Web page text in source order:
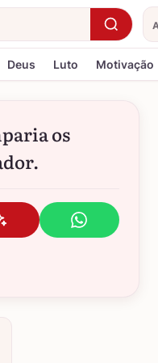
Deus Luto Motivação
os